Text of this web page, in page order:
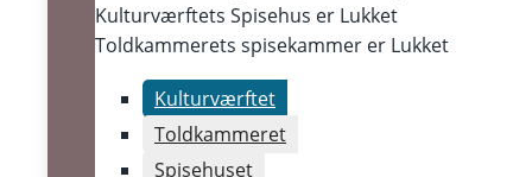
Kulturværftets Spisehus er Lukket
Toldkammerets spisekammer er Lukket
Kulturværftet
Toldkammeret
Spisehuset